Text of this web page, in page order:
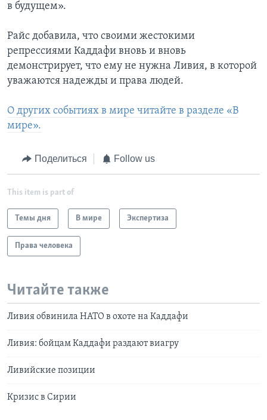
в будущем».
Райс добавила, что своими жестокими
репрессиями Каддафи вновь и вновь
демонстрирует, что ему не нужна Ливия, в которой
уважаются надежды и права людей.
О других событиях в мире читайте в разделе «В
мире».
Поделиться Follow us
This item is part of
Темы дня В мире Экспертиза
Права человека
Читайте также
Ливия обвинила НАТО в охоте на Каддафи
Ливия: бойцам Каддафи раздают виагру
Ливийские позиции
Кризис в Сирии